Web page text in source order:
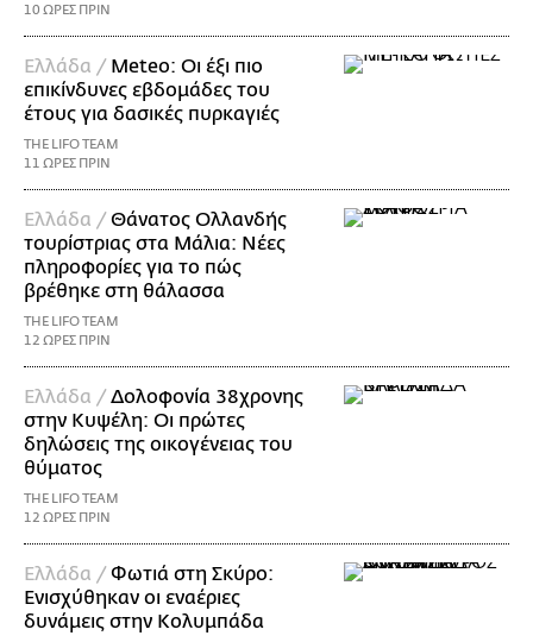
10 ΩΡΕΣ ΠΡΙΝ
Ελλάδα / Meteo: Οι έξι πιο
επικίνδυνες εβδομάδες του
έτους για δασικές πυρκαγιές
THE LIFO TEAM
11 ΩΡΕΣ ΠΡΙΝ
Ελλάδα /Θάνατος Ολλανδής
τουρίστριας στα Μάλια: Νέες
πληροφορίες για το πώς
βρέθηκε στη θάλασσα
THE LIFO TEAM
12 ΩΡΕΣ ΠΡΙΝ
Ελλάδα /Δολοφονία 38χρονης
στην Κυψέλη: Οι πρώτες
δηλώσεις της οικογένειας του
θύματος
THE LIFO TEAM
12 ΩΡΕΣ ΠΡΙΝ
Ελλάδα /Φωτιά στη Σκύρο:
Ενισχύθηκαν οι εναέριες
δυνάμεις στην Κολυμπάδα